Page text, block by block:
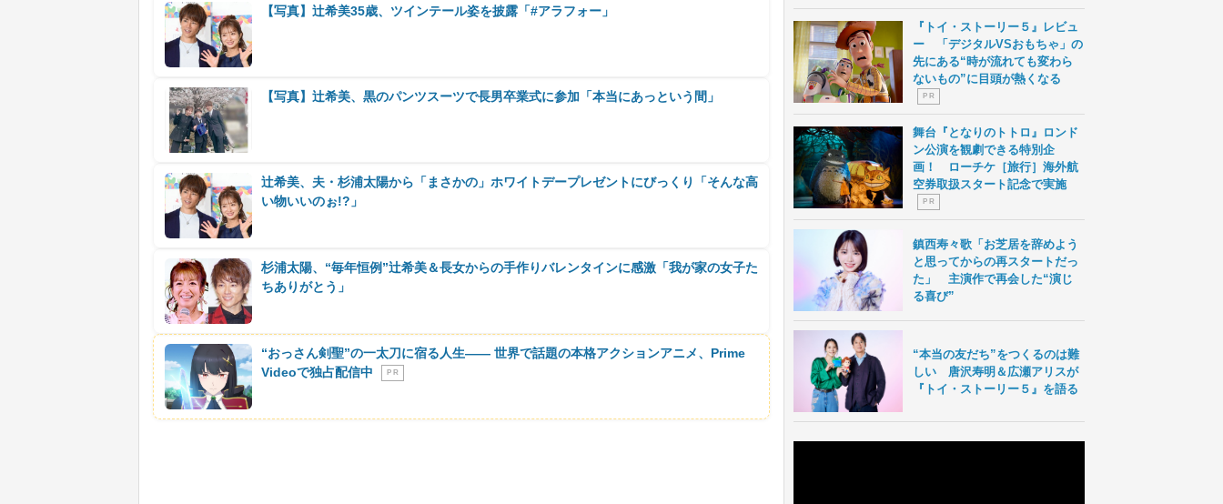
【写真】辻希美35歳、ツインテール姿を披露「#アラフォー」
【写真】辻希美、黒のパンツスーツで長男卒業式に参加「本当にあっという間」
辻希美、夫・杉浦太陽から「まさかの」ホワイトデープレゼントにびっくり「そんな高
い物いいのぉ!?」
杉浦太陽、“毎年恒例”辻希美＆長女からの手作りバレンタインに感激「我が家の女子た
ちありがとう」
“おっさん剣聖”の一太刀に宿る人生―― 世界で話題の本格アクションアニメ、Prime
Videoで独占配信中
P R
『トイ・ストーリー５』レビュ
ー 「デジタルVSおもちゃ」の
先にある“時が流れても変わら
ないもの”に目頭が熱くなる
P R
舞台『となりのトトロ』ロンド
ン公演を観劇できる特別企
画！ ローチケ［旅行］海外航
空券取扱スタート記念で実施
P R
鎮西寿々歌「お芝居を辞めよう
と思ってからの再スタートだっ
た」 主演作で再会した“演じ
る喜び”
“本当の友だち”をつくるのは難
しい 唐沢寿明＆広瀬アリスが
『トイ・ストーリー５』を語る